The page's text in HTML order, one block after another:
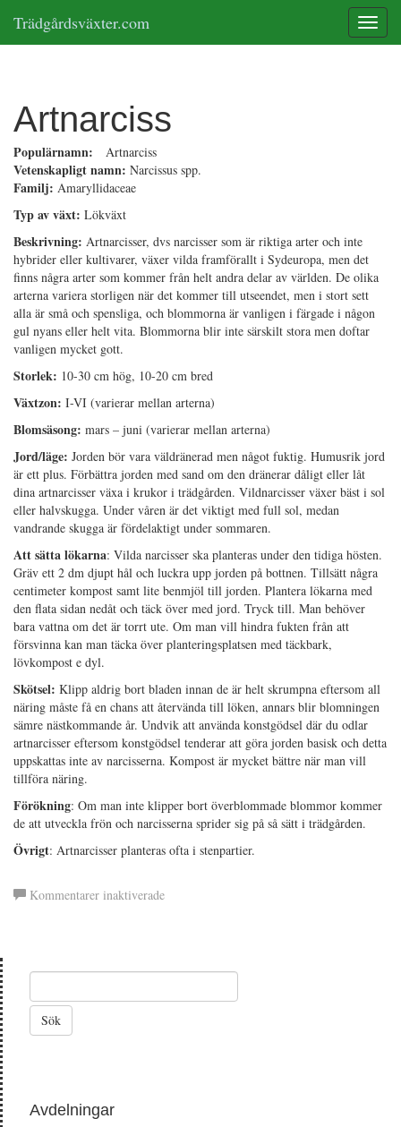
Trädgårdsväxter.com
Artnarciss
Populärnamn: Artnarciss
Vetenskapligt namn: Narcissus spp.
Familj: Amaryllidaceae
Typ av växt: Lökväxt
Beskrivning: Artnarcisser, dvs narcisser som är riktiga arter och inte
hybrider eller kultivarer, växer vilda framförallt i Sydeuropa, men det
finns några arter som kommer från helt andra delar av världen. De olika
arterna variera storligen när det kommer till utseendet, men i stort sett
alla är små och spensliga, och blommorna är vanligen i färgade i någon
gul nyans eller helt vita. Blommorna blir inte särskilt stora men doftar
vanligen mycket gott.
Storlek: 10-30 cm hög, 10-20 cm bred
Växtzon: I-VI (varierar mellan arterna)
Blomsäsong: mars – juni (varierar mellan arterna)
Jord/läge: Jorden bör vara väldränerad men något fuktig. Humusrik jord
är ett plus. Förbättra jorden med sand om den dränerar dåligt eller låt
dina artnarcisser växa i krukor i trädgården. Vildnarcisser växer bäst i sol
eller halvskugga. Under våren är det viktigt med full sol, medan
vandrande skugga är fördelaktigt under sommaren.
Att sätta lökarna: Vilda narcisser ska planteras under den tidiga hösten.
Gräv ett 2 dm djupt hål och luckra upp jorden på bottnen. Tillsätt några
centimeter kompost samt lite benmjöl till jorden. Plantera lökarna med
den flata sidan nedåt och täck över med jord. Tryck till. Man behöver
bara vattna om det är torrt ute. Om man vill hindra fukten från att
försvinna kan man täcka över planteringsplatsen med täckbark,
lövkompost e dyl.
Skötsel: Klipp aldrig bort bladen innan de är helt skrumpna eftersom all
näring måste få en chans att återvända till löken, annars blir blomningen
sämre nästkommande år. Undvik att använda konstgödsel där du odlar
artnarcisser eftersom konstgödsel tenderar att göra jorden basisk och detta
uppskattas inte av narcisserna. Kompost är mycket bättre när man vill
tillföra näring.
Förökning: Om man inte klipper bort överblommade blommor kommer
de att utveckla frön och narcisserna sprider sig på så sätt i trädgården.
Övrigt: Artnarcisser planteras ofta i stenpartier.
Kommentarer inaktiveradeför
Avdelningar